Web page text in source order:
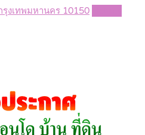
งเทพมหานคร 10150